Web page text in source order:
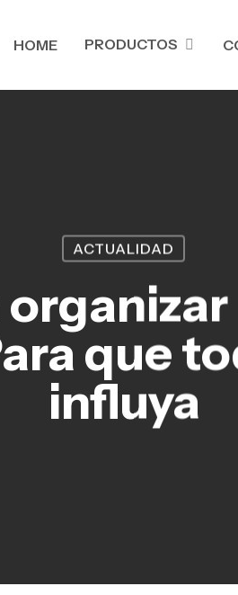
HOME PRODUCTOS
ACTUALIDAD
que
influya